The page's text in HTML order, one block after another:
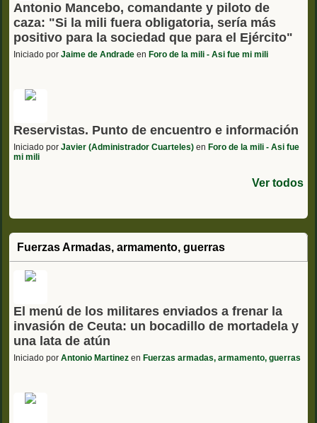
Antonio Mancebo, comandante y piloto de
caza: "Si la mili fuera obligatoria, sería más
positivo para la sociedad que para el Ejército"
Iniciado por Jaime de Andrade en Foro de la mili - Asi fue mi mili
Reservistas. Punto de encuentro e información
Iniciado por Javier (Administrador Cuarteles) en Foro de la mili - Asi fue
mi mili
Ver todos
Fuerzas Armadas, armamento, guerras
El menú de los militares enviados a frenar la
invasión de Ceuta: un bocadillo de mortadela y
una lata de atún
Iniciado por Antonio Martinez en Fuerzas armadas, armamento, guerras